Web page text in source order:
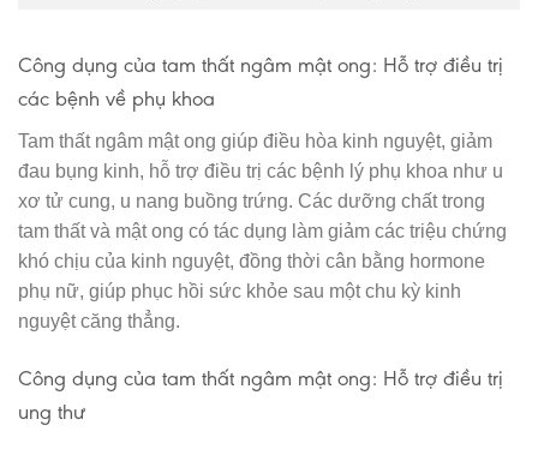
Công dụng của tam thất ngâm mật ong: Hỗ trợ điều trị
các bệnh về phụ khoa
Tam thất ngâm mật ong giúp điều hòa kinh nguyệt, giảm
đau bụng kinh, hỗ trợ điều trị các bệnh lý phụ khoa như u
xơ tử cung, u nang buồng trứng. Các dưỡng chất trong
tam thất và mật ong có tác dụng làm giảm các triệu chứng
khó chịu của kinh nguyệt, đồng thời cân bằng hormone
phụ nữ, giúp phục hồi sức khỏe sau một chu kỳ kinh
nguyệt căng thẳng.
Công dụng của tam thất ngâm mật ong: Hỗ trợ điều trị
ung thư